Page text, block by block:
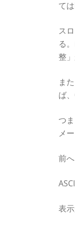
て
ス
る
整
ま
ば
つ
メ
前
表